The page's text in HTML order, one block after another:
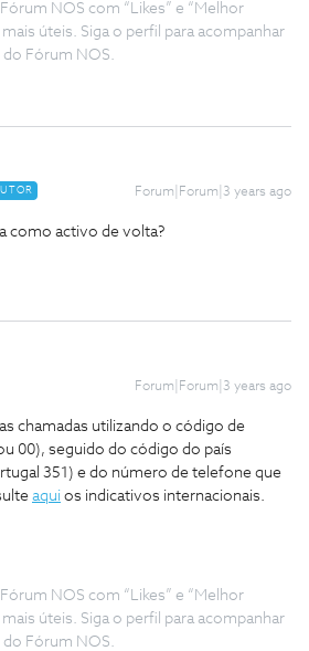
NOS com “Likes” e “Melhor
úteis. Siga o perfil para acompanhar
do Fórum NOS.
Forum|Forum|3 years ago
como activo de volta?
Forum|Forum|3 years ago
chamadas utilizando o código de
00), seguido do código do país
351) e do número de telefone que
aqui os indicativos internacionais.
NOS com “Likes” e “Melhor
úteis. Siga o perfil para acompanhar
do Fórum NOS.